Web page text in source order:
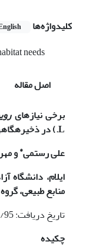
کلیدواژه‌ها
needs
اصل مقاله
برخی نیازهای
L.) در
علی رستمی*و
ایلام، دانشگاه
منابع طبیعی،
تاریخ دریافت: 16/8/95 تاریخ پذیرش: 21/3/96
چکیده